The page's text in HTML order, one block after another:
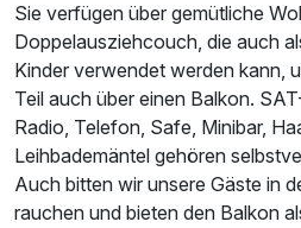
Doppelzimmer zur
1 Erwachsenen
Sie verfügen über gemütliche
Doppelausziehcouch, die auch
Kinder verwendet werden kann,
Teil auch über einen Balkon.
Radio, Telefon, Safe, Minibar,
Leihbademäntel gehören
Auch bitten wir unsere Gäste in
rauchen und bieten den Balkon